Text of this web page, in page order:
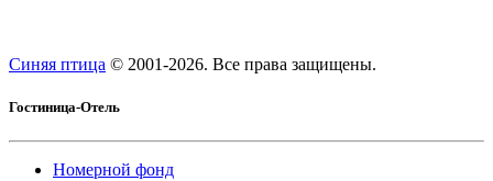
Синяя птица © 2001-2026. Все права защищены.
Гостиница-Отель
Номерной фонд